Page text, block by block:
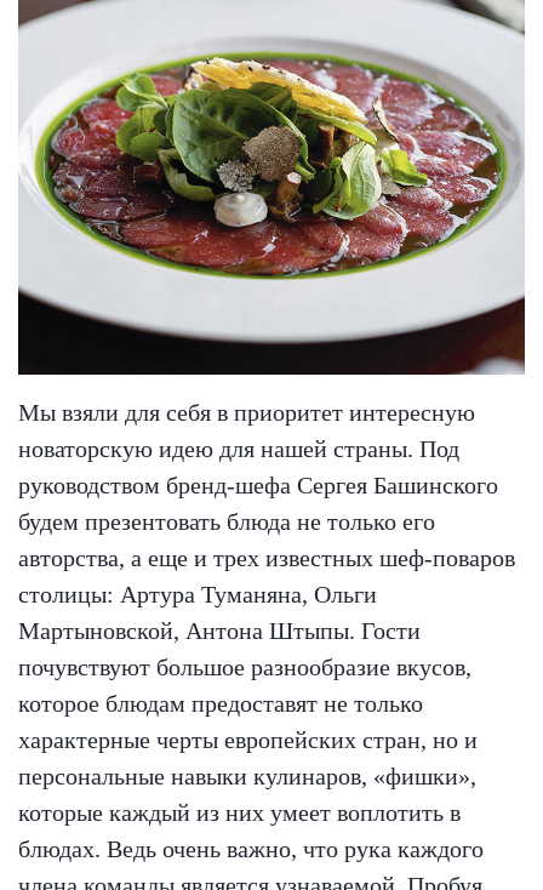
Мы взяли для себя в приоритет интересную
новаторскую идею для нашей страны. Под
руководством бренд-шефа Сергея Башинского
будем презентовать блюда не только его
авторства, а еще и трех известных шеф-поваров
столицы: Артура Туманяна, Ольги
Мартыновской, Антона Штыпы. Гости
почувствуют большое разнообразие вкусов,
которое блюдам предоставят не только
характерные черты европейских стран, но и
персональные навыки кулинаров, «фишки»,
которые каждый из них умеет воплотить в
блюдах. Ведь очень важно, что рука каждого
члена команды является узнаваемой. Пробуя